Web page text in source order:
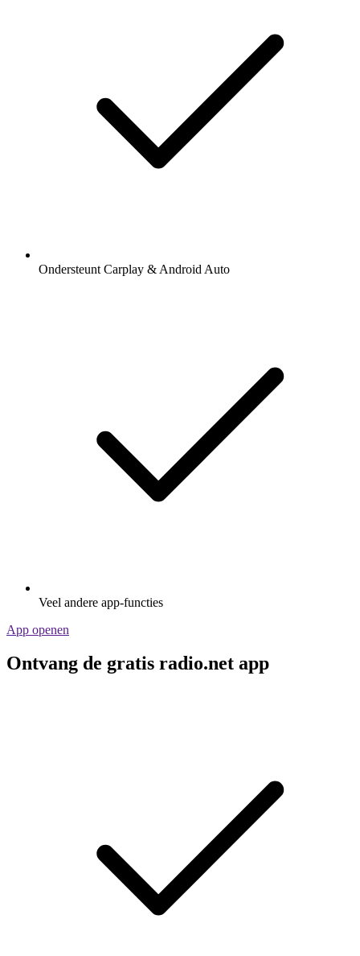
Ondersteunt Carplay & Android Auto
Veel andere app-functies
App openen
Ontvang de gratis radio.net app